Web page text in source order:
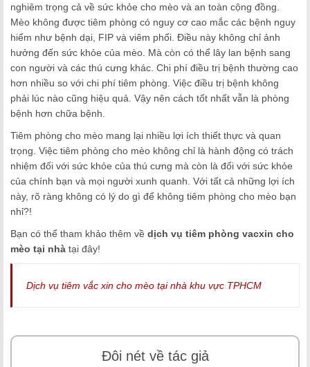
nghiêm trọng cả về sức khỏe cho mèo và an toàn cộng đồng.
Mèo không được tiêm phòng có nguy cơ cao mắc các bệnh nguy
hiểm như bệnh dại, FIP và viêm phổi. Điều này không chỉ ảnh
hưởng đến sức khỏe của mèo. Mà còn có thể lây lan bệnh sang
con người và các thú cưng khác. Chi phí điều trị bệnh thường cao
hơn nhiều so với chi phí tiêm phòng. Việc điều trị bệnh không
phải lúc nào cũng hiệu quả. Vậy nên cách tốt nhất vẫn là phòng
bệnh hơn chữa bệnh.
Tiêm phòng cho mèo mang lại nhiều lợi ích thiết thực và quan
trọng. Việc tiêm phòng cho mèo không chỉ là hành động có trách
nhiệm đối với sức khỏe của thú cưng mà còn là đối với sức khỏe
của chính bạn và mọi người xunh quanh. Với tất cả những lợi ích
này, rõ ràng không có lý do gì để không tiêm phòng cho mèo bạn
nhỉ?!
Bạn có thể tham khảo thêm về dịch vụ tiêm phòng vacxin cho
mèo tại nhà tại đây!
Dịch vụ tiêm vắc xin cho mèo tại nhà khu vực TPHCM
Đôi nét về tác giả